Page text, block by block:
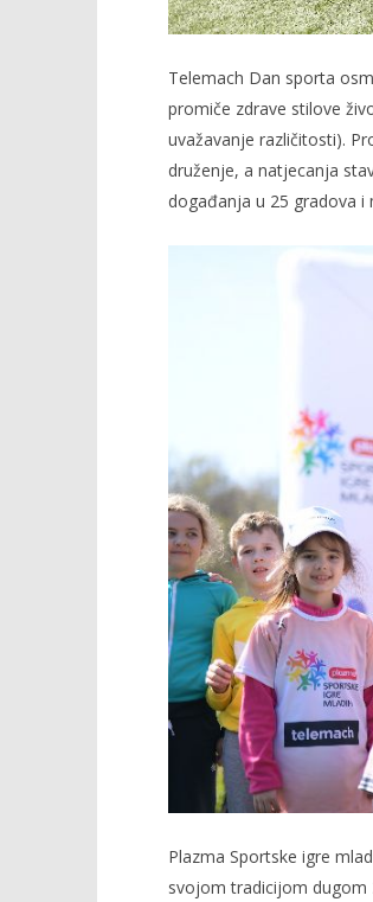
Telemach Dan sporta
promiče zdrave stilove
uvažavanje različitosti).
druženje, a natjecanja
događanja u 25 gradova i
Plazma Sportske igre
svojom tradicijom dugom